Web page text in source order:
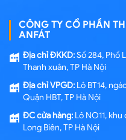
CÔNG TY CỔ PHẦN
ANFÁT
Địa chỉ ĐKKD:Số 284, Phố
Thanh xuân, TP Hà Nội
Địa chỉ VPGD: Lô BT14,
Quận HBT, TP Hà Nội
ĐC cửa hàng: Lô NO11,
Long Biên, TP Hà Nội